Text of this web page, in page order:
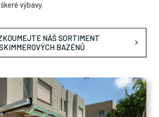
výbavy.
NÁŠ SORTIMENT
BAZÉNŮ